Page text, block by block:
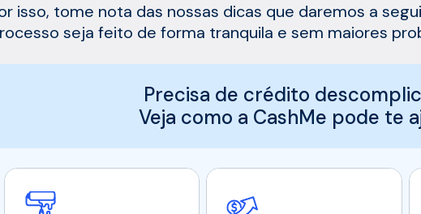
isso, tome nota das nossas dicas que daremos a
seja feito de forma tranquila e sem maiores
Precisa de crédito
Veja como a CashMe pode te